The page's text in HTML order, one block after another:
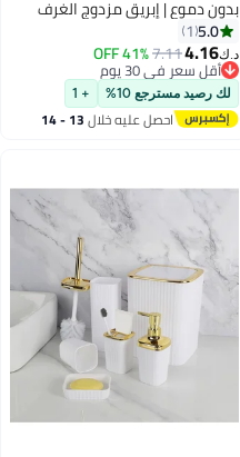
بدون دموع | إبريق مزدوج الغرف
لشطف الشعر | حافة ناعمة مرنة |
أداة استحمام للأطفال | مقبض سهل
الإمساك | ١٦ × ٨ سم
5.0
1
د.ك‏4.16
7.11
41% OFF
أقل سعر في 30 يوم
أقل سعر في 30 يوم
لك رصيد مسترجع 10% + 1
احصل عليه خلال 13 - 14